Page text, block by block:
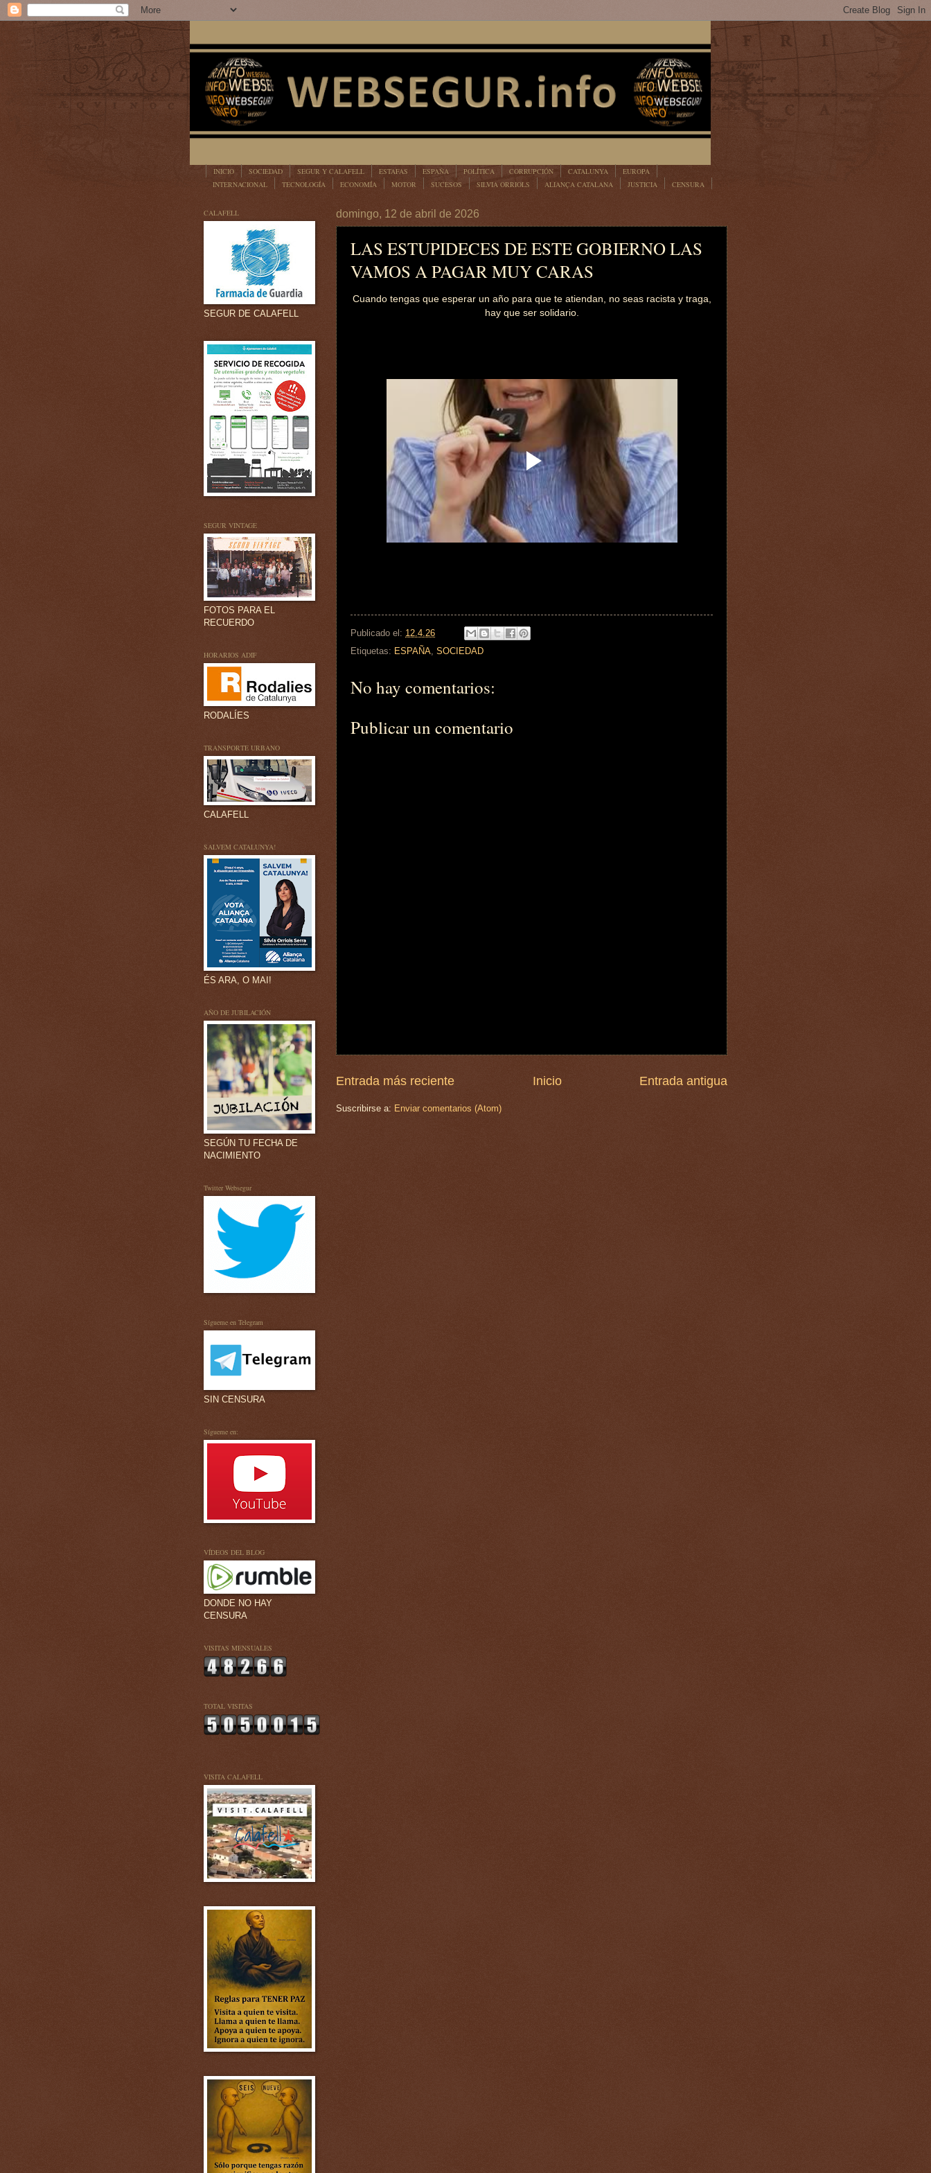
INICIO SOCIEDAD SEGUR Y CALAFELL ESTAFAS ESPAÑA POLÍTICA CORRUPCIÓN CATALUNYA
EUROPA
INTERNACIONAL
TECNOLOGÍA ECONOMÍA MOTOR SUCESOS SILVIA ORRIOLS ALIANÇA CATALANA JUSTICIA
CENSURA
domingo, 12 de abril de 2026
LAS ESTUPIDECES DE ESTE GOBIERNO LAS
VAMOS A PAGAR MUY CARAS
Cuando tengas que esperar un año para que te atiendan, no seas racista y traga,
hay que ser solidario.
Publicado el: 12.4.26
Etiquetas: ESPAÑA, SOCIEDAD
No hay comentarios:
Publicar un comentario
Entrada más reciente Entrada antigua
Inicio
Suscribirse a: Enviar comentarios (Atom)
CALAFELL
SEGUR DE CALAFELL
SEGUR VINTAGE
FOTOS PARA EL
RECUERDO
HORARIOS ADIF
RODALÍES
TRANSPORTE URBANO
CALAFELL
SALVEM CATALUNYA!
ÉS ARA, O MAI!
AÑO DE JUBILACIÓN
SEGÚN TU FECHA DE
NACIMIENTO
Twitter Websegur
Sígueme en Telegram
SIN CENSURA
Sígueme en:
VÍDEOS DEL BLOG
DONDE NO HAY
CENSURA
VISITAS MENSUALES
TOTAL VISITAS
VISITA CALAFELL